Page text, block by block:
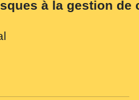
à la gestion de